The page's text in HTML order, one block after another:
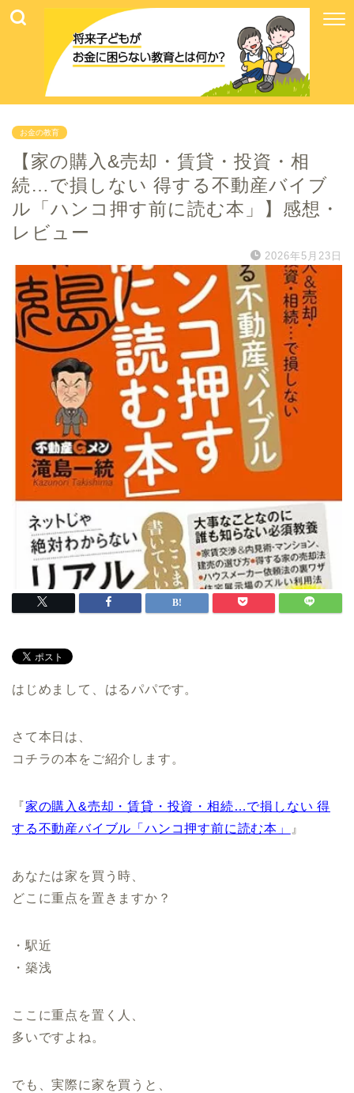
お金の教育
【家の購入&売却・賃貸・投資・相
続…で損しない 得する不動産バイブ
ル「ハンコ押す前に読む本」】感想・
レビュー
2026年5月23日
はじめまして、はるパパです。
さて本日は、
コチラの本をご紹介します。
『家の購入&売却・賃貸・投資・相続…で損しない 得
する不動産バイブル「ハンコ押す前に読む本」
』
あなたは家を買う時、
どこに重点を置きますか？
・駅近
・築浅
ここに重点を置く人、
多いですよね。
でも、実際に家を買うと、